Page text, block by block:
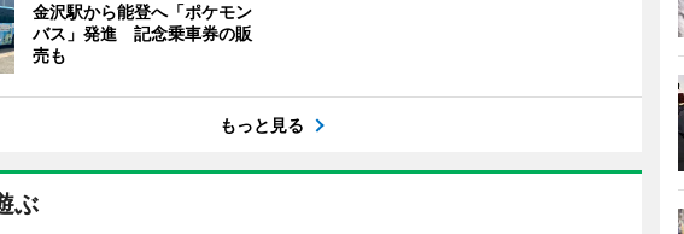
金沢駅から能登へ「ポケモン
バス」発進 記念乗車券の販
売も
もっと見る
ぶ